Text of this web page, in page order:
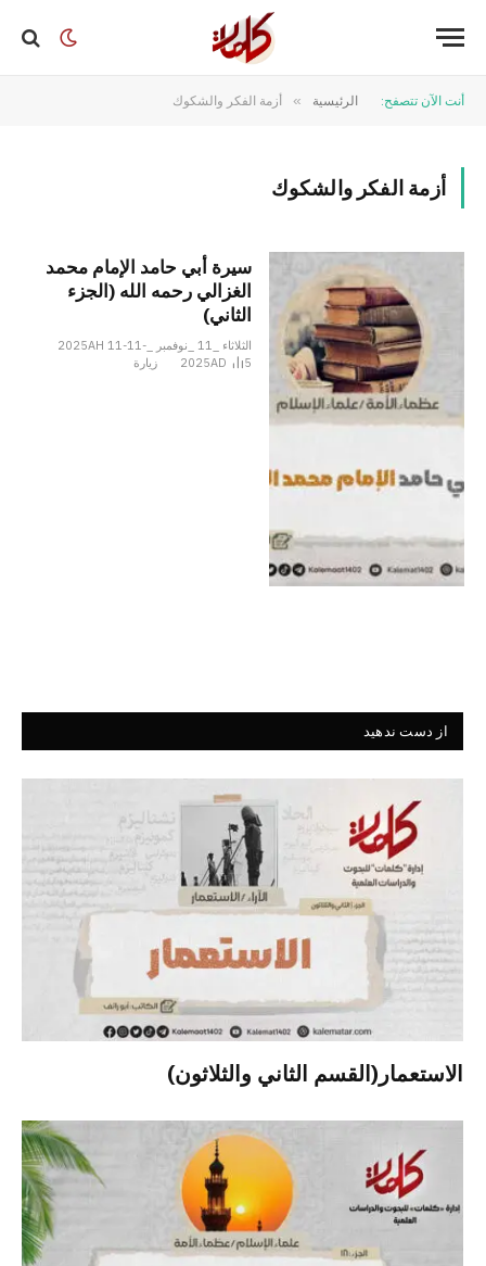
أنت الآن تتصفح: الرئيسية » أزمة الفكر والشكوك
أزمة الفكر والشكوك
سيرة أبي حامد الإمام محمد
الغزالي رحمه الله (الجزء
الثاني)
الثلاثاء _11 _نوفمبر _2025AH 11-11-
2025AD
5 زيارة
از دست ندهید
الاستعمار(القسم الثاني والثلاثون)